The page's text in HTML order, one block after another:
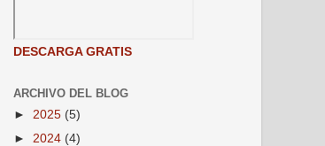
DESCARGA GRATIS
ARCHIVO DEL BLOG
► 2025 (5)
► 2024 (4)